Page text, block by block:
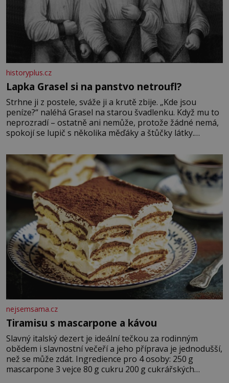
historyplus.cz
Lapka Grasel si na panstvo netroufl?
Strhne ji z postele, sváže ji a krutě zbije. „Kde jsou
peníze?“ naléhá Grasel na starou švadlenku. Když mu to
neprozradí – ostatně ani nemůže, protože žádné nemá,
spokojí se lupič s několika měďáky a štůčky látky.
krutý. Jeho činy budí hrůzu ještě dlouho po jeho smrti
nejsemsama.cz
Tiramisu s mascarpone a kávou
Slavný italský dezert je ideální tečkou za rodinným
obědem i slavnostní večeří a jeho příprava je jednodušší,
než se může zdát. Ingredience pro 4 osoby: 250 g
mascarpone 3 vejce 80 g cukru 200 g cukrářských